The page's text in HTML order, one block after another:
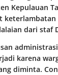
Kepulauan
dari staf
karena
diminta.